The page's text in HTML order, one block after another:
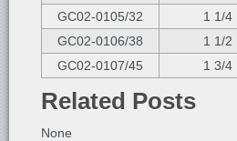
GC02-0105/32
1 1/4
GC02-0106/38
1 1/2
GC02-0107/45
1 3/4
Related Posts
None